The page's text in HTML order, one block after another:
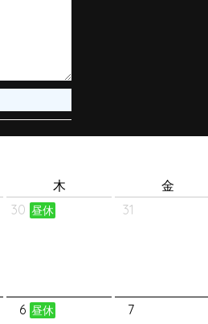
木 金
30 昼休 31
6 昼休 7